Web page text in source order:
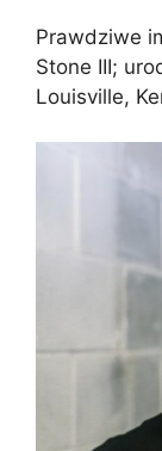
Prawdziwe
Stone III;
Louisville,